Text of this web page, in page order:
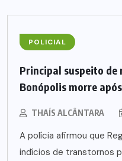
POLICIAL
Principal suspeito de
Bonópolis morre
THAÍS ALCÂNTARA
A polícia afirmou que
indícios de transtornos